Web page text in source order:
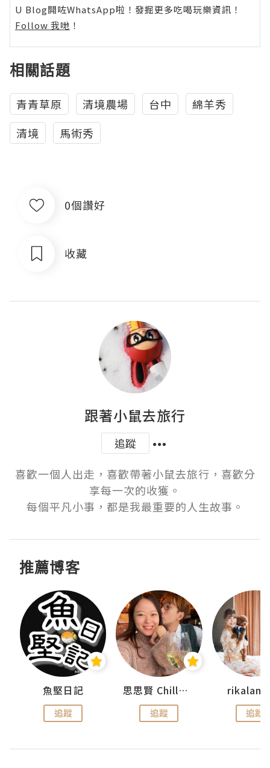
U Blog開咗WhatsApp啦！發掘更多吃喝玩樂資訊！
Follow 我哋 ！
相關話題
青青草原 清境農場 台中
綿羊秀
清境
馬術秀
0個讚好
收藏
跟著小鼠去旅行
追蹤
喜歡一個人出走，喜歡帶著小鼠去旅行，喜歡分
享每一次的收獲。
每個平凡小事，都是我最重要的人生故事。
推薦博客
魚堅日記
追蹤
思思賢 ChillMyBabe
追蹤 追蹤